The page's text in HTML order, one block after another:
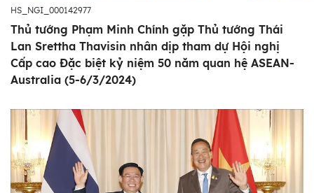
HS_NGI_000142977
Thủ tướng Phạm Minh Chính gặp Thủ tướng Thái
Lan Srettha Thavisin nhân dịp tham dự Hội nghị
Cấp cao Đặc biệt kỷ niệm 50 năm quan hệ ASEAN-
Australia (5-6/3/2024)